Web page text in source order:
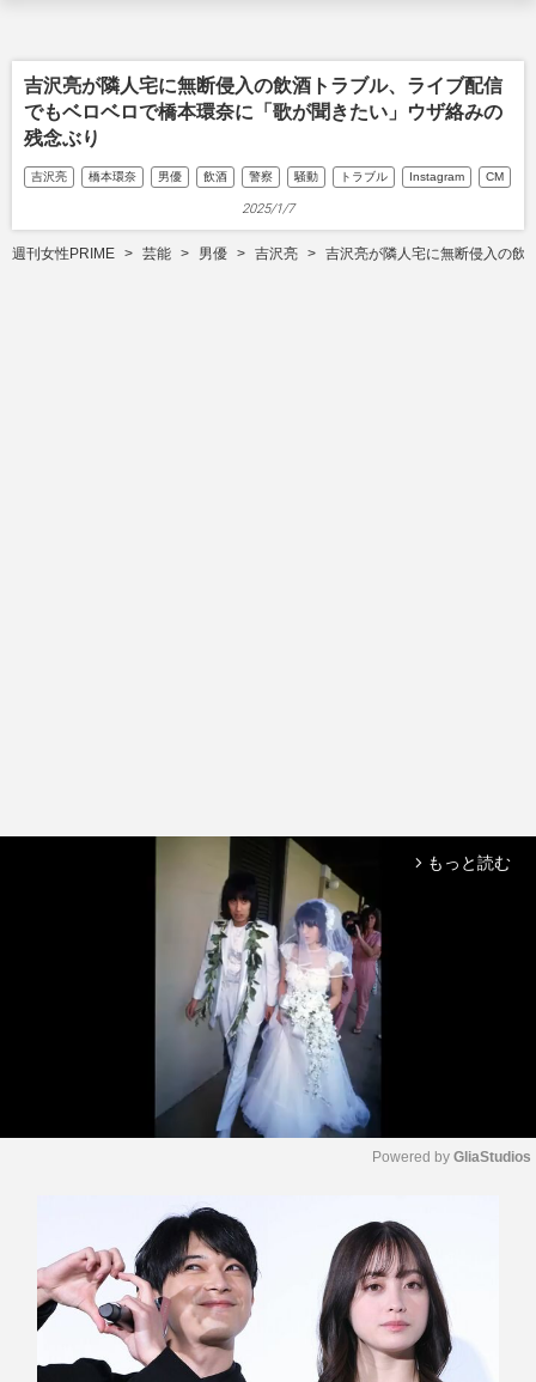
吉沢亮が隣人宅に無断侵入の飲酒トラブル、ライブ配信
でもベロベロで橋本環奈に「歌が聞きたい」ウザ絡みの
残念ぶり
吉沢亮 橋本環奈 男優 飲酒 警察 騒動 トラブル Instagram CM
2025/1/7
週刊女性PRIME 芸能 男優 吉沢亮 吉沢亮が隣人宅に無断侵入の飲
arrow_forward_ios もっと読む
Powered by GliaStudios